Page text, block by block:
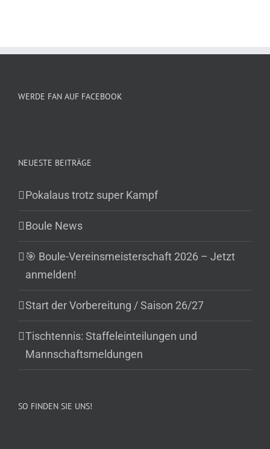
WERDE FAN AUF FACEBOOK
NEUESTE BEITRÄGE
Pokalaus trotz super Kampf
Boule News
🎯 Boule-Vereinsmeisterschaft 2026 – Jetzt
anmelden!
Start der Vorbereitung / Saison 26/27
Tischtennis: Staffeleinteilungen und
Mannschaftsmeldungen
SO FINDEN SIE UNS!